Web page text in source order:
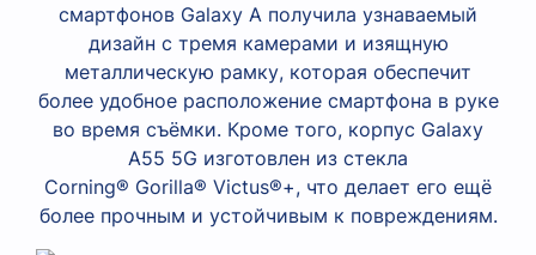
смартфонов Galaxy A получила узнаваемый
дизайн с тремя камерами и изящную
металлическую рамку, которая обеспечит
более удобное расположение смартфона в руке
во время съёмки. Кроме того, корпус Galaxy
A55 5G изготовлен из стекла
Corning® Gorilla® Victus®+, что делает его ещё
более прочным и устойчивым к повреждениям.